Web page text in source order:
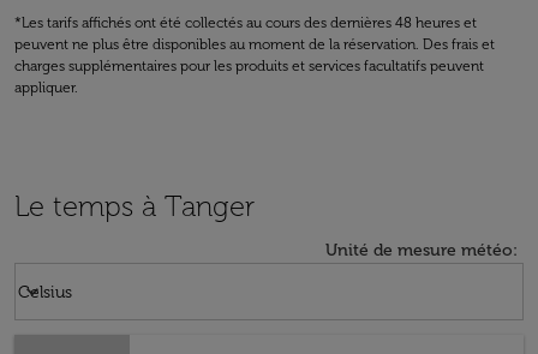
*Les tarifs affichés ont été collectés au cours des dernières 48 heures et
peuvent ne plus être disponibles au moment de la réservation. Des frais et
charges supplémentaires pour les produits et services facultatifs peuvent
appliquer.
Le temps à Tanger
Unité de mesure météo:
Celsius
keyboard_arrow_down